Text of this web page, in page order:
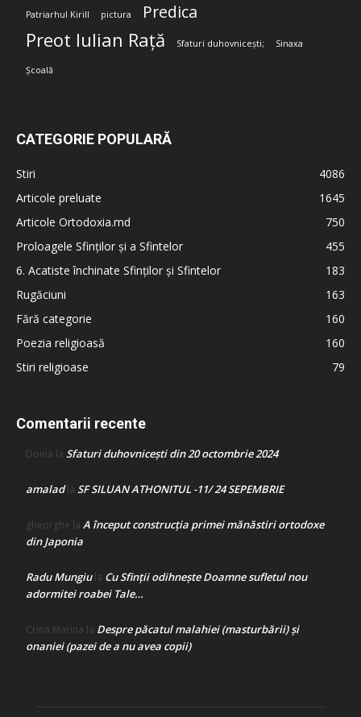
Patriarhul Kirill pictura Predica
Preot Iulian Rață Sfaturi duhovnicești; Sinaxa
Școală
CATEGORIE POPULARĂ
Stiri
4086
Articole preluate
1645
Articole Ortodoxia.md
750
Proloagele Sfinților și a Sfintelor
455
6. Acatiste închinate Sfinților și Sfintelor
183
Rugăciuni
163
Fără categorie
160
Poezia religioasă
160
Stiri religioase
79
Comentarii recente
Doina la Sfaturi duhovnicești din 20 octombrie 2024
amaladla SF SILUAN ATHONITUL -11/ 24 SEPEMBRIE
gheorghe la A început construcţia primei mănăstiri ortodoxe
din Japonia
Radu Mungiula Cu Sfinții odihnește Doamne sufletul nou
adormitei roabei Tale…
Crina Marina la Despre păcatul malahiei (masturbării) şi
onaniei (pazei de a nu avea copii)